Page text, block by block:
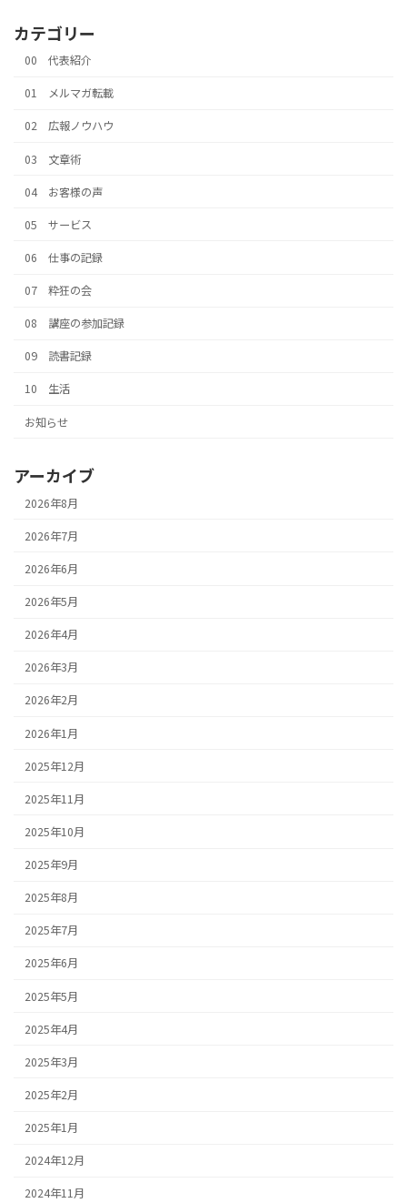
カテゴリー
00 代表紹介
01 メルマガ転載
02 広報ノウハウ
03 文章術
04 お客様の声
05 サービス
06 仕事の記録
07 粋狂の会
08 講座の参加記録
09 読書記録
10 生活
お知らせ
アーカイブ
2026年8月
2026年7月
2026年6月
2026年5月
2026年4月
2026年3月
2026年2月
2026年1月
2025年12月
2025年11月
2025年10月
2025年9月
2025年8月
2025年7月
2025年6月
2025年5月
2025年4月
2025年3月
2025年2月
2025年1月
2024年12月
2024年11月